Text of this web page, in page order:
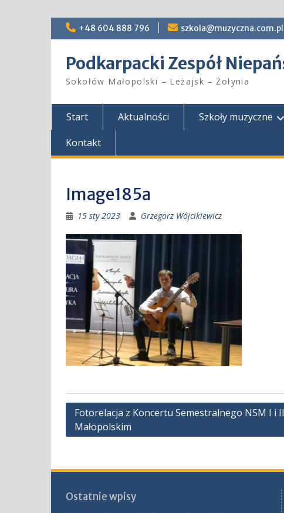
Skip
+48 604 888 796 szkola@muzyczna.com.pl
Podkarpacki Zespół
Sokołów Małopolski – Leżajsk – Żołynia
Start Aktualności Szkoły muzyczne
Kontakt
Image185a
15 sty 2023 Grzegorz Wójcikiewicz
Nawigacja
wpisu
Fotorelacja z Koncertu Semestralnego NSM I i
Małopolskim
Ostatnie wpisy